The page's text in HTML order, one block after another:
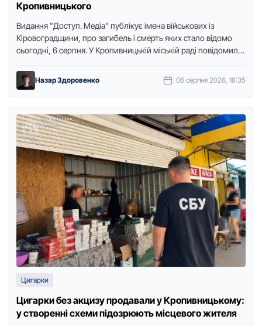
Кропивницького
Видання "Доступ. Медіа" публікує імена військових із
Кіровоградщини, про загибель і смерть яких стало відомо
сьогодні, 6 серпня. У Кропивницькій міській раді повідомили,
Назар Здоровенко 06 серпня 2026, 18:35
Цигарки
Цигарки без акцизу продавали у Кропивницькому:
у створенні схеми підозрюють місцевого жителя